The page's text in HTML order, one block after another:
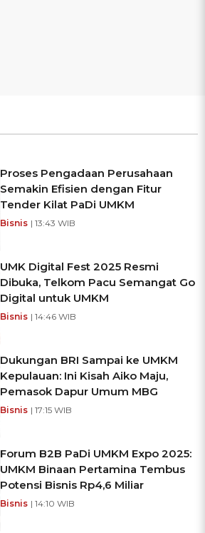
Proses Pengadaan Perusahaan
Semakin Efisien dengan Fitur
Tender Kilat PaDi UMKM
Bisnis | 13:43 WIB
UMK Digital Fest 2025 Resmi
Dibuka, Telkom Pacu Semangat Go
Digital untuk UMKM
Bisnis | 14:46 WIB
Dukungan BRI Sampai ke UMKM
Kepulauan: Ini Kisah Aiko Maju,
Pemasok Dapur Umum MBG
Bisnis | 17:15 WIB
Forum B2B PaDi UMKM Expo 2025:
UMKM Binaan Pertamina Tembus
Potensi Bisnis Rp4,6 Miliar
Bisnis | 14:10 WIB